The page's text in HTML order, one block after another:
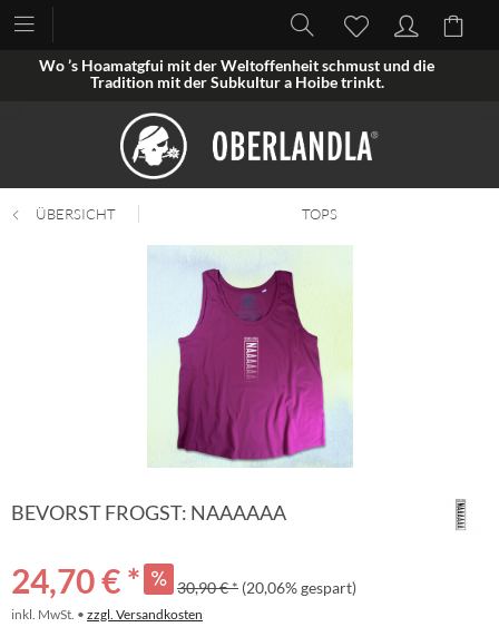
Wo ’s Hoamatgfui mit der Weltoffenheit schmust und die
Tradition mit der Subkultur a Hoibe trinkt.
ÜBERSICHT TOPS
BEVORST FROGST: NAAAAAA
24,70 € * 30,90 € * (20,06% gespart)
inkl. MwSt. • zzgl. Versandkosten